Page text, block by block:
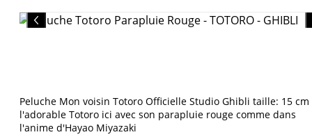
Peluche Mon voisin Totoro Officielle Studio Ghibli taille: 15 cm
l'adorable Totoro ici avec son parapluie rouge comme dans
l'anime d'Hayao Miyazaki